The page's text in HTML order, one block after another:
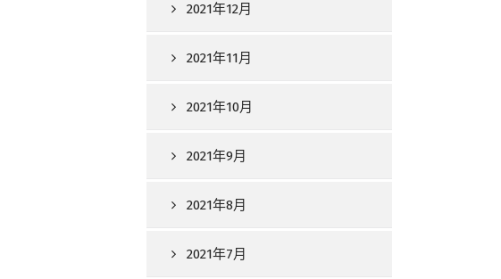
2021年12月
2021年11月
2021年10月
2021年9月
2021年8月
2021年7月